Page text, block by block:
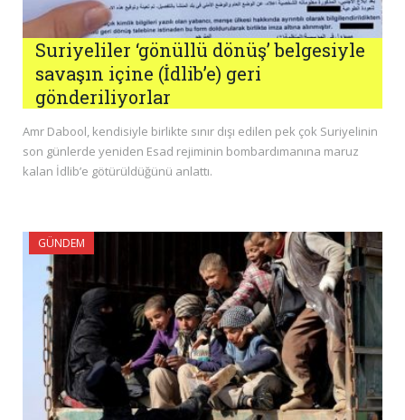
Suriyeliler ‘gönüllü dönüş’ belgesiyle
savaşın içine (İdlib’e) geri
gönderiliyorlar
Amr Dabool, kendisiyle birlikte sınır dışı edilen pek çok Suriyelinin
son günlerde yeniden Esad rejiminin bombardımanına maruz
kalan İdlib’e götürüldüğünü anlattı.
GÜNDEM